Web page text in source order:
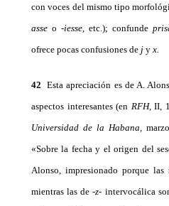
con voces del mismo tipo
asseo-iesse,etc.); confunde
ofrece pocas confusiones de j y x.
42 Esta apreciación es de A.
aspectos interesantes (en RFH,II,
Universidad de la Habana,
«Sobre la fecha y el origen del
Alonso, impresionado porque las
mientras las de -z- intervocálica